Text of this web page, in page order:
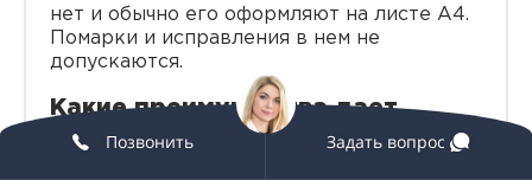
нет и обычно его оформляют на листе А4.
Помарки и исправления в нем не
допускаются.
Какие преимущества дает
декларация соответствия ТР ТС
Позвонить Задать вопрос